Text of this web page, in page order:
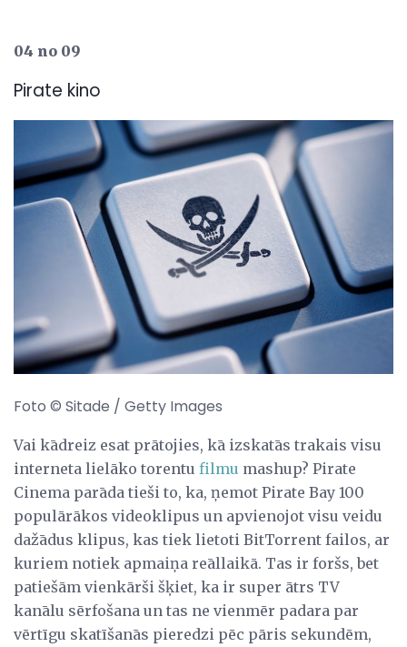
04 no 09
Pirate kino
Foto © Sitade / Getty Images
Vai kādreiz esat prātojies, kā izskatās trakais visu
interneta lielāko torentu filmu mashup? Pirate
Cinema parāda tieši to, ka, ņemot Pirate Bay 100
populārākos videoklipus un apvienojot visu veidu
dažādus klipus, kas tiek lietoti BitTorrent failos, ar
kuriem notiek apmaiņa reāllaikā. Tas ir foršs, bet
patiešām vienkārši šķiet, ka ir super ātrs TV
kanālu sērfošana un tas ne vienmēr padara par
vērtīgu skatīšanās pieredzi pēc pāris sekundēm,